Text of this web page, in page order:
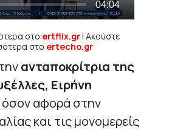
στο ertflix.gr| Ακούστε
στο ertecho.gr
ανταποκρίτρια της
Ειρήνη
όσον αφορά στην
και τις μονομερείς